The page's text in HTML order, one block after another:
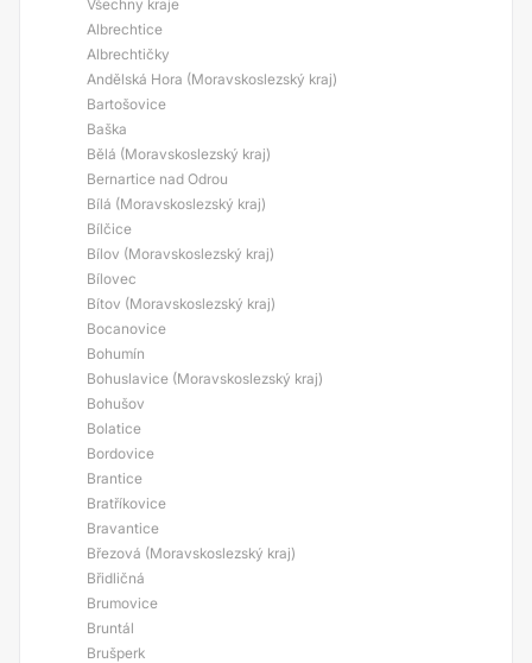
Všechny kraje
Albrechtice
Albrechtičky
Andělská Hora (Moravskoslezský kraj)
Bartošovice
Baška
Bělá (Moravskoslezský kraj)
Bernartice nad Odrou
Bílá (Moravskoslezský kraj)
Bílčice
Bílov (Moravskoslezský kraj)
Bílovec
Bítov (Moravskoslezský kraj)
Bocanovice
Bohumín
Bohuslavice (Moravskoslezský kraj)
Bohušov
Bolatice
Bordovice
Brantice
Bratříkovice
Bravantice
Březová (Moravskoslezský kraj)
Břidličná
Brumovice
Bruntál
Brušperk